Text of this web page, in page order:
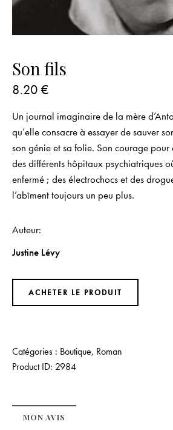
Son fils
8.20 €
Un journal imaginaire de la mère
qu’elle consacre à essayer de sauver
son génie et sa folie. Son courage pour
des différents hôpitaux psychiatriques
enfermé ; des électrochocs et des
l’abîment toujours un peu plus.
Auteur
Justine Lévy
ACHETER LE PRODUIT
Catégories : Boutique, Roman
Product ID: 2984
MON AVIS